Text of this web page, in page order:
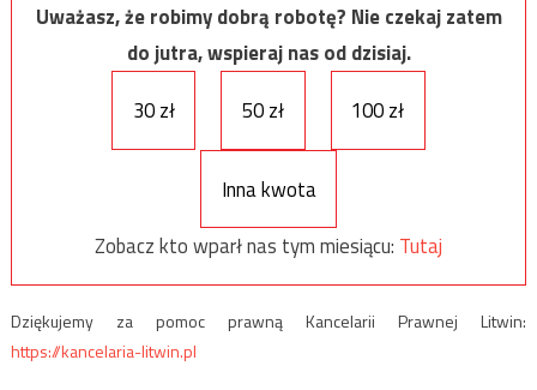
Uważasz, że robimy dobrą robotę? Nie czekaj zatem
do jutra, wspieraj nas od dzisiaj.
30 zł
50 zł 100 zł
Inna kwota
Zobacz kto wparł nas tym miesiącu: Tutaj
Dziękujemy za pomoc prawną Kancelarii Prawnej Litwin:
https://kancelaria-litwin.pl